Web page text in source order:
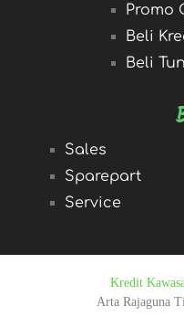
Promo
Beli
Beli
Sales
Sparepart
Service
Kredit
Arta Rajaguna